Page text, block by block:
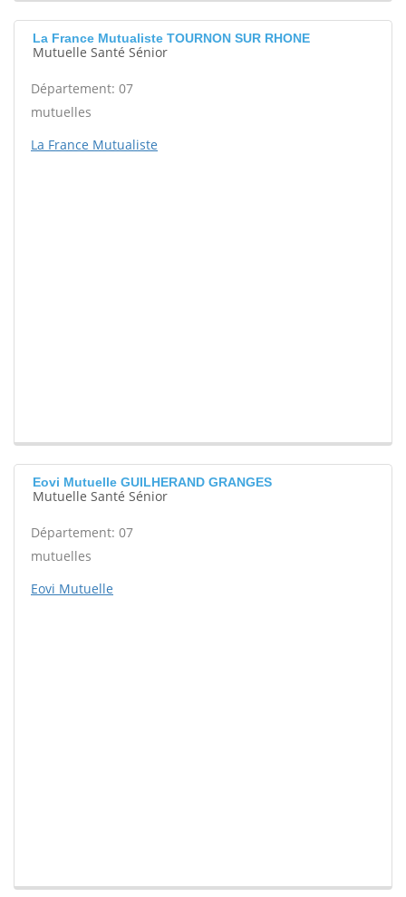
La France Mutualiste TOURNON SUR RHONE
Mutuelle Santé Sénior
Département: 07
mutuelles
La France Mutualiste
Eovi Mutuelle GUILHERAND GRANGES
Mutuelle Santé Sénior
Département: 07
mutuelles
Eovi Mutuelle